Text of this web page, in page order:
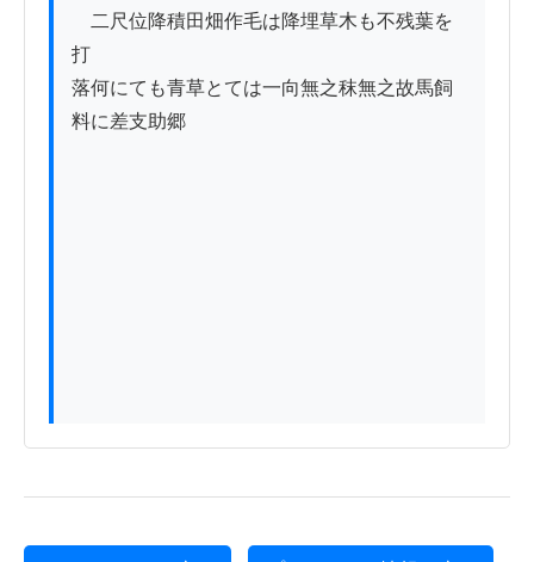
ゟ二尺位降積田畑作毛は降埋草木も不残葉を
打
落何にても青草とては一向無之秣無之故馬飼
料に差支助郷